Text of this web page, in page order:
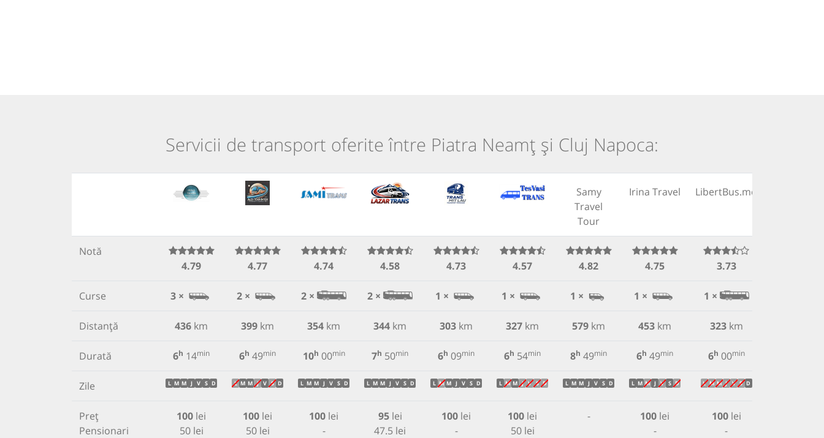
Servicii de transport oferite între Piatra Neamț și Cluj Napoca:
Samy
Travel
Tour
Irina Travel LibertBus.md
Notă
4.79
4.77 4.74 4.58 4.73 4.57 4.82 4.75 3.73
Curse 3 × 2 × 2 × 2 × 1 × 1 × 1 × 1 × 1 ×
Distanță 436 km 399 km 354 km 344 km 303 km 327 km 579 km 453 km 323km
Durată 6h 14min 6h 49min 10h 00min 7h 50min 6h 09min 6h 54min 8h 49min 6h 49min 6h 00min
Zile L M M J V S D L M M J V S D L M M J V S D L M M J V S D L M M J V S D L M M J V S D L M M J V S D L M M J V S D L M M J V S D
Preț
Pensionari
100 lei
50 lei
100 lei
50 lei
100 lei
-
95lei
47.5 lei
100 lei
-
100 lei
50 lei
- 100 lei
-
100lei
-